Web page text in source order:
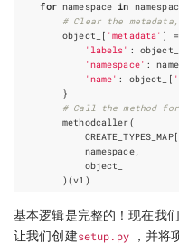
for namespace in
# Clear the
object_
[ 'metadata' ] =
'labels' : object_
'namespace' :
'name' : object_ [
}
# Call the method
methodcaller (
CREATE_TYPES_MAP[
namespace,
object_
)(v1 )
基本逻辑是完整的！现在我
让我们创建setup.py，并将